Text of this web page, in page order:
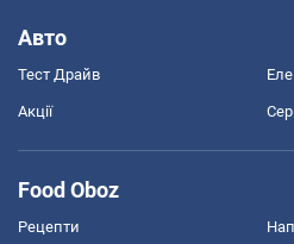
Авто
Тест Драйв
Акції
Food Oboz
Рецепти